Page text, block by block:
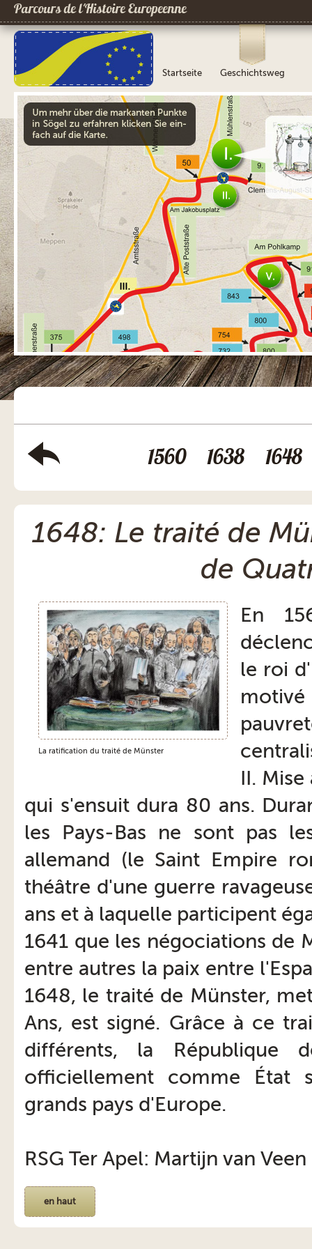
Parcours de l´Histoire Europeenne
Startseite Geschichtsweg
1560 1638 1648
1648: Le traité de
de
La ratification du traité de Münster
En
le roi
motivé
II.
qui s'ensuit dura 80 ans.
les Pays-Bas ne sont pas
allemand (le Saint Empire
théâtre d'une guerre
ans et à laquelle participent
1641 que les négociations de
entre autres la paix entre
1648, le traité de Münster,
Ans, est signé. Grâce à ce
différents, la République
officiellement comme État
grands pays d'Europe.
RSG Ter Apel: Martijn van Veen
en haut